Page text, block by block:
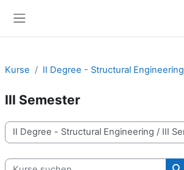
Kurse II Degree - Structural Engineering
III Semester
Kursbereiche
Kurse suchen